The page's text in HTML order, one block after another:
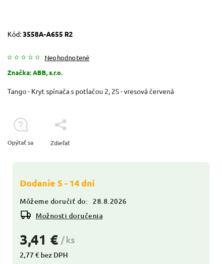
Kód:3558A-A655 R2
Neohodnotené
Značka:ABB, s.r.o.
3,41 € / ks
2,77 € bez DPH
Dodanie 5 - 14 dní
Môžeme doručiť do:
28.8.2026
Možnosti doručenia
Tango - Kryt spínača s potlačou 2, 2S - vresová červená
Opýtať sa Zdieľať